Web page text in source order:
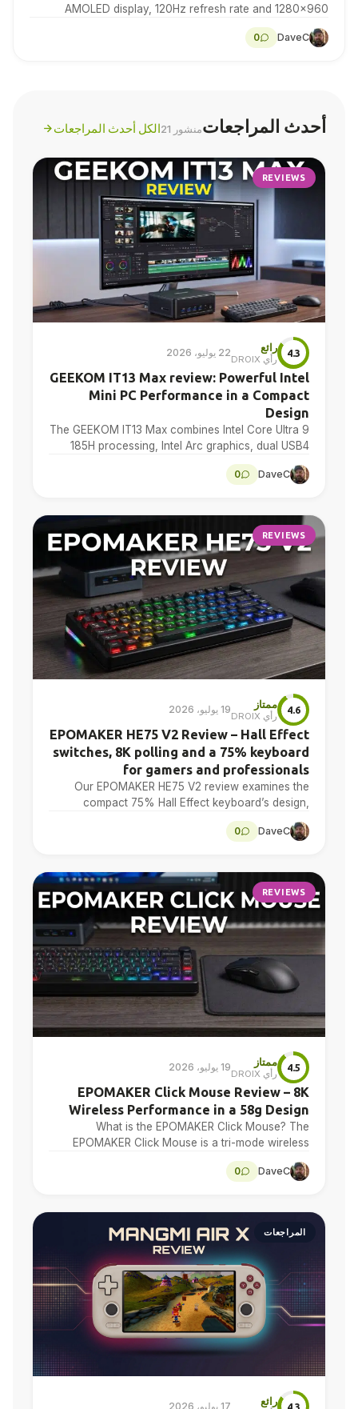
AMOLED display, 120Hz refresh rate and 1280×960
resolution for retro gaming handheld fans to…
DaveC
0
أحدث المراجعاتمنشور 21 الكل أحدث المراجعات
REVIEWS
4.3
رائع
رأي DROIX
22 يوليو، 2026
GEEKOM IT13 Max review: Powerful Intel
Mini PC Performance in a Compact
Design
The GEEKOM IT13 Max combines Intel Core Ultra 9
185H processing, Intel Arc graphics, dual USB4
and dual 2.5GbE in a compact Windows 11…
DaveC
0
REVIEWS
4.6
ممتاز
رأي DROIX
19 يوليو، 2026
EPOMAKER HE75 V2 Review – Hall Effect
switches, 8K polling and a 75% keyboard
for gamers and professionals
Our EPOMAKER HE75 V2 review examines the
compact 75% Hall Effect keyboard’s design,
adjustable actuation, sound treatment, 8K polling,
software, battery and multi-device connectivity.
DaveC
0
REVIEWS
4.5
ممتاز
رأي DROIX
19 يوليو، 2026
EPOMAKER Click Mouse Review – 8K
Wireless Performance in a 58g Design
What is the EPOMAKER Click Mouse? The
EPOMAKER Click Mouse is a tri-mode wireless
gaming mouse with a PAW3950 optical sensor, a
58g chassis,…
DaveC
0
المراجعات
4.3
رائع
17 يوليو، 2026